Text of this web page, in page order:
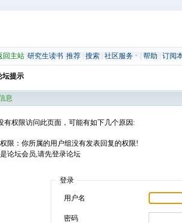
回主站| 研究生读书| 推荐| 搜索| 社区服务 帮助 订阅
坛提示
息
有权限访问此页面，可能有如下几个原因:
限：你所属的用户组没有发表回复的权限!
论坛会员,请先登录论坛
登录
用户名
密码